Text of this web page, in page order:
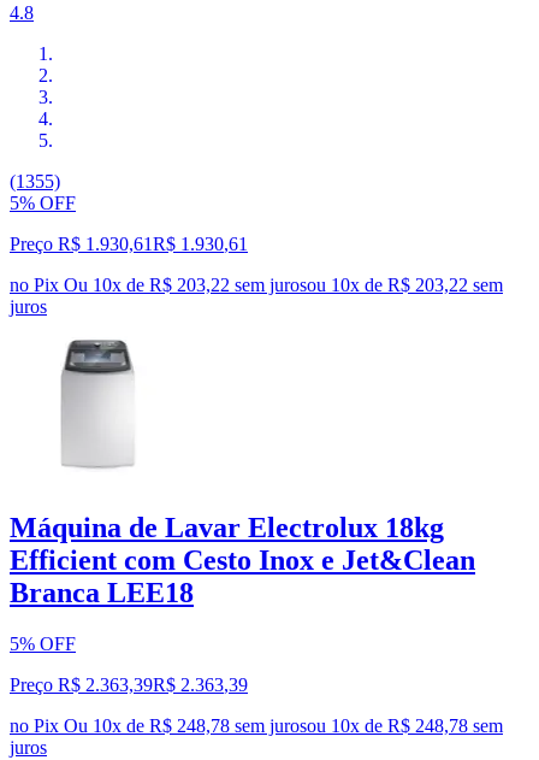
4.8
(1355)
5% OFF
Preço R$ 1.930,61R$ 1.930,61
no Pix Ou 10x de R$ 203,22 sem jurosou 10x de R$ 203,22 sem
juros
Máquina de Lavar Electrolux 18kg
Efficient com Cesto Inox e Jet&Clean
Branca LEE18
5% OFF
Preço R$ 2.363,39R$ 2.363,39
no Pix Ou 10x de R$ 248,78 sem jurosou 10x de R$ 248,78 sem
juros